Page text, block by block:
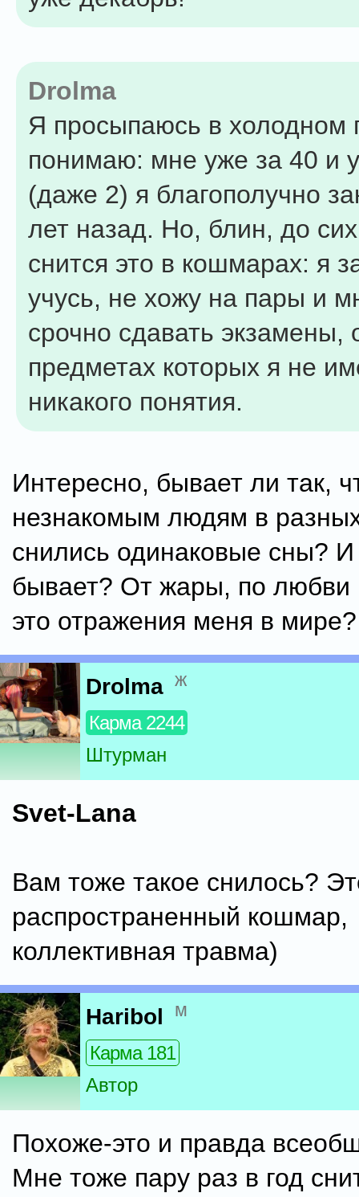
Drolma
Я просыпаюсь в холодном
понимаю: мне уже за 40 и
(даже 2) я благополучно
лет назад. Но, блин, до
снится это в кошмарах: я
учусь, не хожу на пары и
срочно сдавать экзамены,
предметах которых я не
никакого понятия.
Интересно, бывает ли так,
незнакомым людям в
снились одинаковые сны? И
бывает? От жары, по любви
это отражения меня в мире?
Drolma ж
Карма 2244
Штурман
Svet-Lana
Вам тоже такое снилось?
распространенный кошмар,
коллективная травма)
Haribol м
Карма 181
Автор
Похоже-это и правда
Мне тоже пару раз в год